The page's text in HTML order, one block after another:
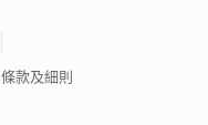
條款及細則